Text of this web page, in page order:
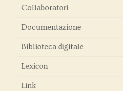
Collaboratori
Documentazione
Biblioteca digitale
Lexicon
Link